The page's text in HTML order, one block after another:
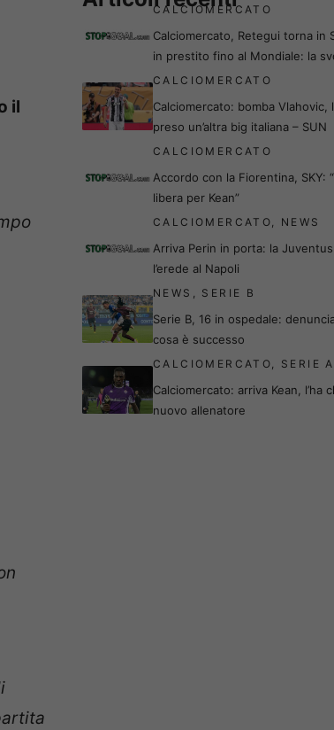
il
CALCIOMERCATO
Calciomercato, Retegui torna in
in prestito fino al Mondiale: la
CALCIOMERCATO
Calciomercato: bomba Vlahovic,
preso un’altra big italiana – SUN
CALCIOMERCATO
Accordo con la Fiorentina, SKY:
libera per Kean”
CALCIOMERCATO, NEWS
Arriva Perin in porta: la
l’erede al Napoli
NEWS , SERIE B
Serie B, 16 in ospedale:
cosa è successo
CALCIOMERCATO, SERIE A
Calciomercato: arriva Kean, l’ha
nuovo allenatore